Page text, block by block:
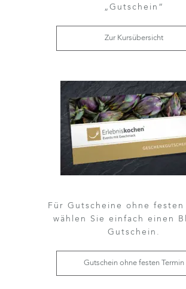
„Gutschein“
Zur Kursübersicht
Für Gutscheine ohne festen
wählen Sie einfach einen
Gutschein.
Gutschein ohne festen Termin